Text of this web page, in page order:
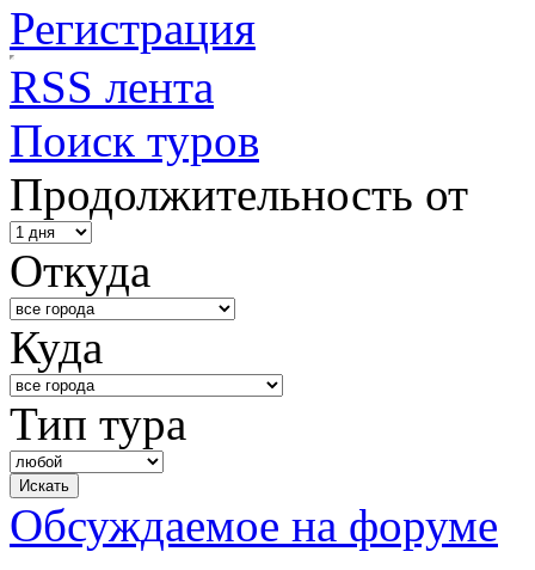
Регистрация
RSS лента
Поиск туров
Продолжительность от
Откуда
Куда
Тип тура
Обсуждаемое на форуме